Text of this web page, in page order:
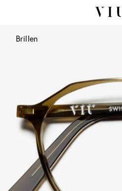
Brillen